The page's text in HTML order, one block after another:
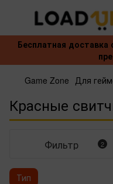
Бесплатная доставка
Game Zone Для
Красные
Фильтр 2
Тип